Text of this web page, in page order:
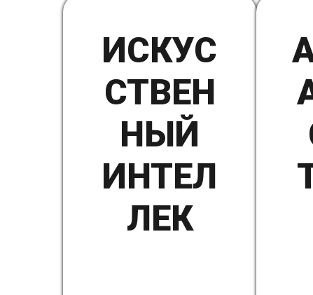
ИСКУС
СТВЕН
НЫЙ
ИНТЕЛ
ЛЕК